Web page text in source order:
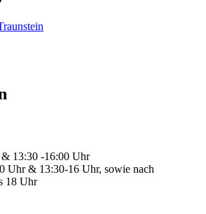
13:30 -16:00 Uhr
Uhr & 13:30-16 Uhr, sowie nach
18 Uhr